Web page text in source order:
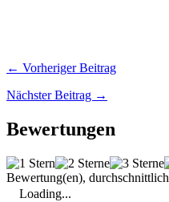
← Vorheriger Beitrag
Nächster Beitrag →
Bewertungen
Bewertung(en), durchschnittlich
Loading...